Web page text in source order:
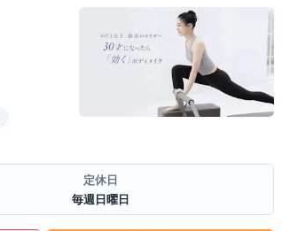
定休日
毎週日曜日